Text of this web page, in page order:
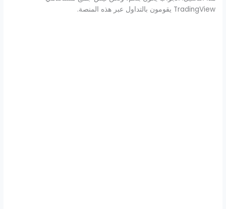
TradingView يقومون بالتداول عبر هذه المنصة.